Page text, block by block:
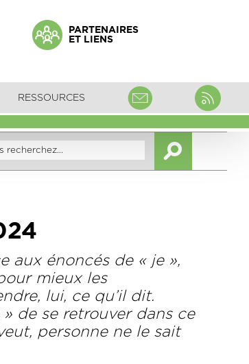
PARTENAIRES
ET LIENS
RESSOURCES
aux énoncés de « je »,
mieux les
lui, ce qu’il dit.
de se retrouver dans ce
personne ne le sait